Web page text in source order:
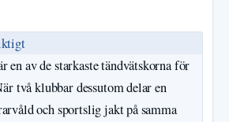
en av de starkaste tändvätskorna för
två klubbar dessutom delar en
och sportslig jakt på samma